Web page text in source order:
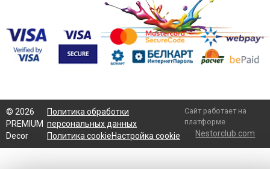
© 2026
PREMIUM
Decor
Политика обработки
персональных данных
Политика cookieНастройка cookie
Сайт работает на
платформе
Nestorclub.com